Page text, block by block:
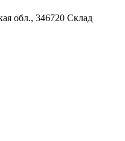
обл., 346720 Склад